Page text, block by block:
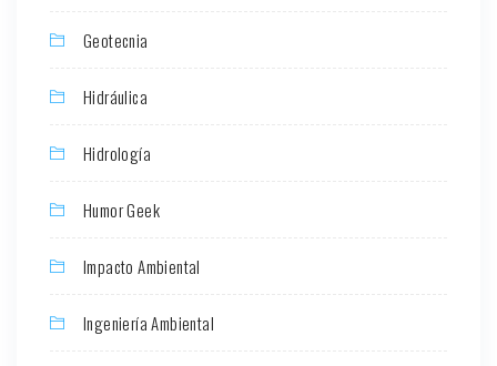
Geotecnia
Hidráulica
Hidrología
Humor Geek
Impacto Ambiental
Ingeniería Ambiental